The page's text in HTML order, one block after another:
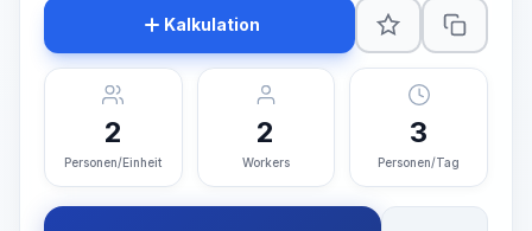
Kalkulation
2
Personen/Einheit
2
Workers
3
Personen/Tag